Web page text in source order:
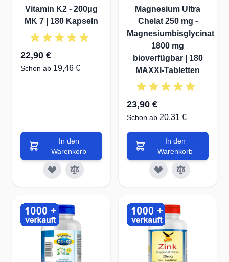
Vitamin K2 - 200μg
MK 7 | 180 Kapseln
22,90 €
Schon ab 19,46 €
In den
Warenkorb
Magnesium Ultra
Chelat 250 mg -
Magnesiumbisglycinat
1800 mg
bioverfügbar | 180
MAXXI-Tabletten
23,90 €
Schon ab 20,31 €
In den
Warenkorb